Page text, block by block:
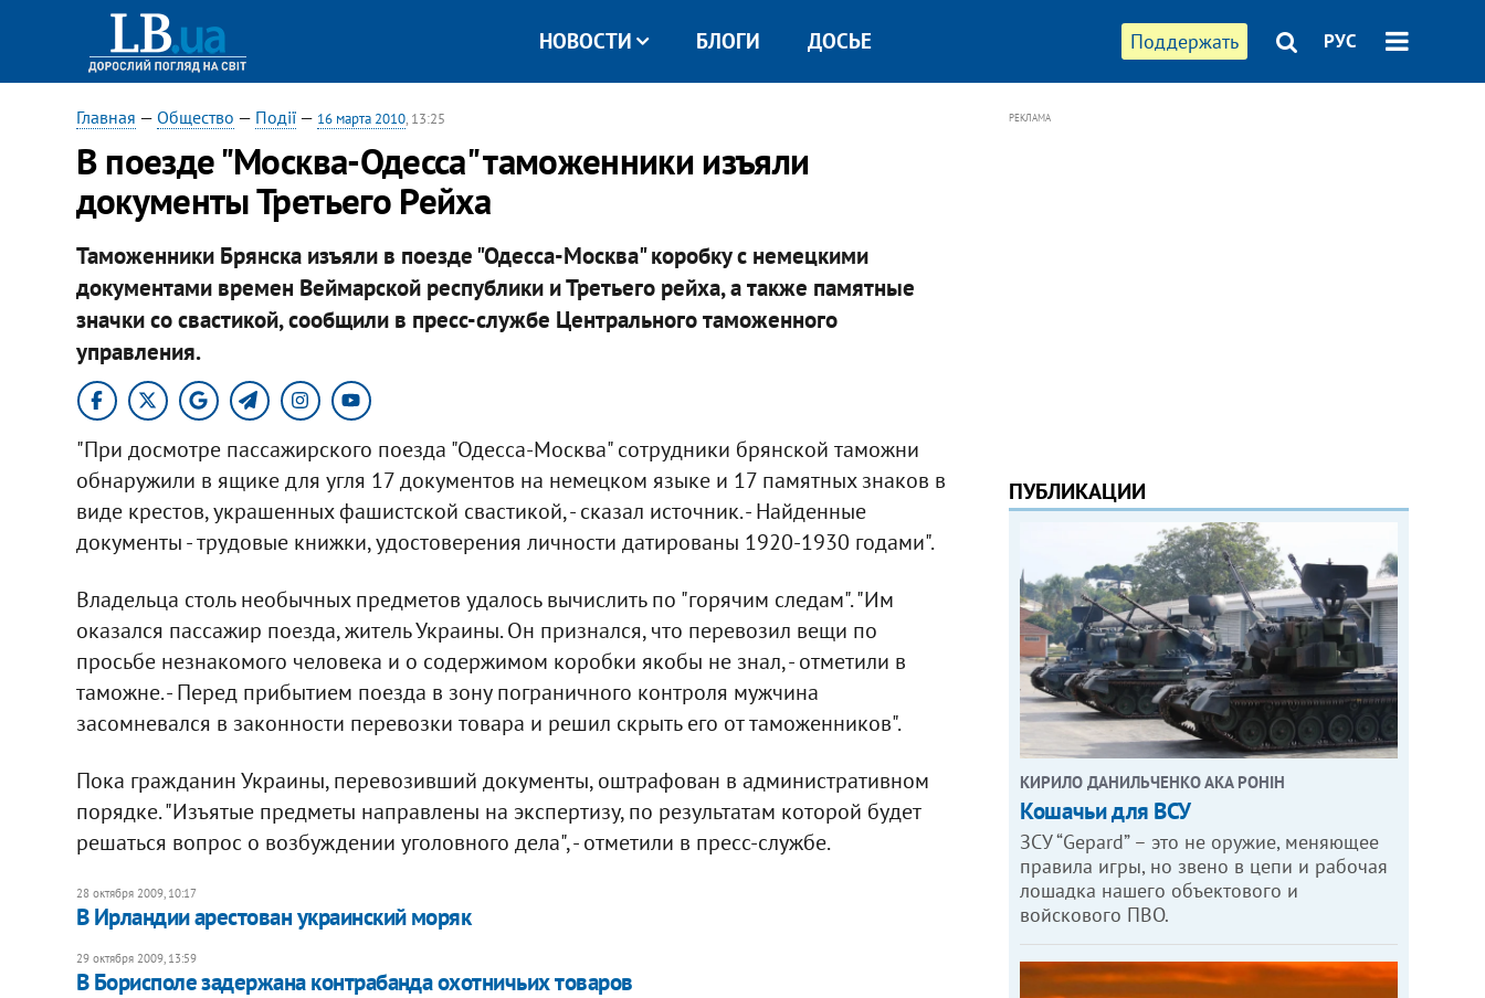
Поддержать РУС
НОВОСТИ БЛОГИ ДОСЬЕ
Главная — Общество — Події— 16 марта 2010, 13:25
В поезде "Москва-Одесса" таможенники изъяли
документы Третьего Рейха
Таможенники Брянска изъяли в поезде "Одесса-Москва" коробку с немецкими
документами времен Веймарской республики и Третьего рейха, а также памятные
значки со свастикой, сообщили в пресс-службе Центрального таможенного
управления.
"При досмотре пассажирского поезда "Одесса-Москва" сотрудники брянской таможни
обнаружили в ящике для угля 17 документов на немецком языке и 17 памятных знаков в
виде крестов, украшенных фашистской свастикой, - сказал источник. - Найденные
документы - трудовые книжки, удостоверения личности датированы 1920-1930 годами".
Владельца столь необычных предметов удалось вычислить по "горячим следам". "Им
оказался пассажир поезда, житель Украины. Он признался, что перевозил вещи по
просьбе незнакомого человека и о содержимом коробки якобы не знал, - отметили в
таможне. - Перед прибытием поезда в зону пограничного контроля мужчина
засомневался в законности перевозки товара и решил скрыть его от таможенников".
Пока гражданин Украины, перевозивший документы, оштрафован в административном
порядке. "Изъятые предметы направлены на экспертизу, по результатам которой будет
решаться вопрос о возбуждении уголовного дела", - отметили в пресс-службе.
28 октября 2009, 10:17
В Ирландии арестован украинский моряк
29 октября 2009, 13:59
В Борисполе задержана контрабанда охотничьих товаров
РЕКЛАМА
ПУБЛИКАЦИИ
КИРИЛО ДАНИЛЬЧЕНКО АКА РОНІН
Кошачьи для ВСУ
ЗСУ “Gepard” – это не оружие, меняющее
правила игры, но звено в цепи и рабочая
лошадка нашего объектового и
войскового ПВО.